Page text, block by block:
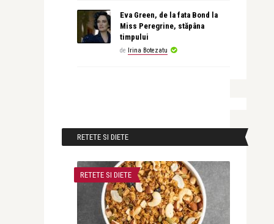
Eva Green, de la fata Bond la
Miss Peregrine, stăpâna
timpului
de Irina Botezatu
RETETE SI DIETE
RETETE SI DIETE